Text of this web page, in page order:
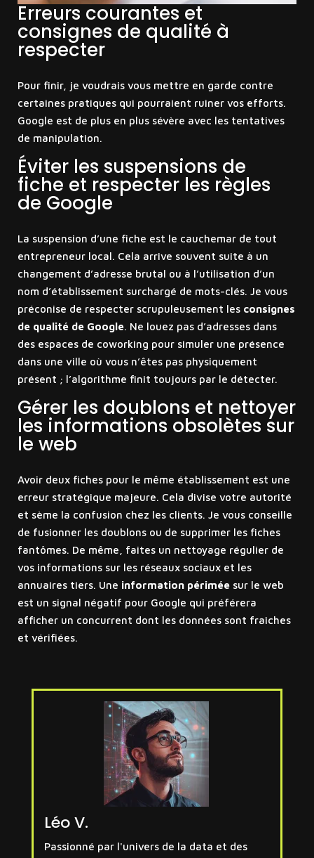
Erreurs courantes et
consignes de qualité à
respecter
Pour finir, je voudrais vous mettre en garde contre
certaines pratiques qui pourraient ruiner vos efforts.
Google est de plus en plus sévère avec les tentatives
de manipulation.
Éviter les suspensions de
fiche et respecter les règles
de Google
La suspension d’une fiche est le cauchemar de tout
entrepreneur local. Cela arrive souvent suite à un
changement d’adresse brutal ou à l’utilisation d’un
nom d’établissement surchargé de mots-clés. Je vous
préconise de respecter scrupuleusement les consignes
de qualité de Google. Ne louez pas d’adresses dans
des espaces de coworking pour simuler une présence
dans une ville où vous n’êtes pas physiquement
présent ; l’algorithme finit toujours par le détecter.
Gérer les doublons et nettoyer
les informations obsolètes sur
le web
Avoir deux fiches pour le même établissement est une
erreur stratégique majeure. Cela divise votre autorité
et sème la confusion chez les clients. Je vous conseille
de fusionner les doublons ou de supprimer les fiches
fantômes. De même, faites un nettoyage régulier de
vos informations sur les réseaux sociaux et les
annuaires tiers. Une information périméesur le web
est un signal négatif pour Google qui préférera
afficher un concurrent dont les données sont fraîches
et vérifiées.
Léo V.
Passionné par l'univers de la data et des